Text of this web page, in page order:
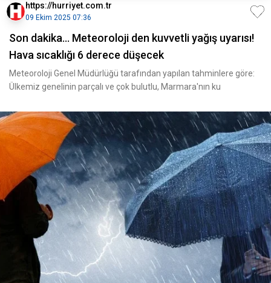
https://hurriyet.com.tr
09 Ekim 2025 07:36
Son dakika... Meteoroloji den kuvvetli yağış uyarısı!
Hava sıcaklığı 6 derece düşecek
Meteoroloji Genel Müdürlüğü tarafından yapılan tahminlere göre:
Ülkemiz genelinin parçalı ve çok bulutlu, Marmara'nın ku